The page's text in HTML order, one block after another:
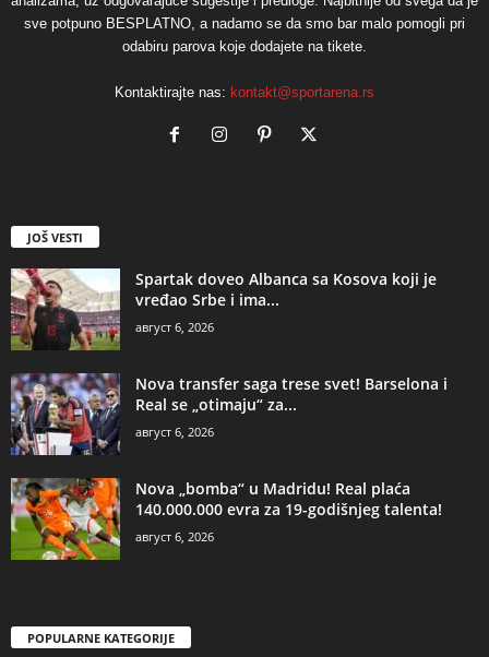
sve potpuno BESPLATNO, a nadamo se da smo bar malo pomogli pri
odabiru parova koje dodajete na tikete.
Kontaktirajte nas: kontakt@sportarena.rs
JOŠ VESTI
Spartak doveo Albanca sa Kosova koji je
vređao Srbe i ima...
август 6, 2026
Nova transfer saga trese svet! Barselona i
Real se „otimaju“ za...
август 6, 2026
Nova „bomba“ u Madridu! Real plaća
140.000.000 evra za 19-godišnjeg talenta!
август 6, 2026
POPULARNE KATEGORIJE